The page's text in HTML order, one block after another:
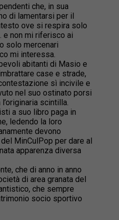
che, in sua
di lamentarsi per il
ove si respira solo
non mi riferisco ai
solo mercenari
mi interessa.
abitanti di Masio e
case e strade,
sì incivile e
nel suo ostinato porsi
scintilla.
a suo libro paga in
ledendo la loro
devono
MinCulPop per dare al
apparenza diversa
che di anno in anno
di area granata del
che sempre
socio sportivo